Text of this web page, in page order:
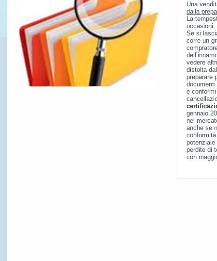
Una
dalla
La
occasioni.
Se si
corre un
vedere
distolta
preparare
e
gennaio
nel
anche se
perdite di
con